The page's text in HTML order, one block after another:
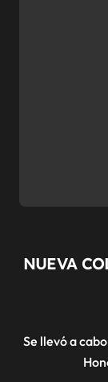
NUEVA
Se llevó a cabo una campaña de colecta de sangre en el